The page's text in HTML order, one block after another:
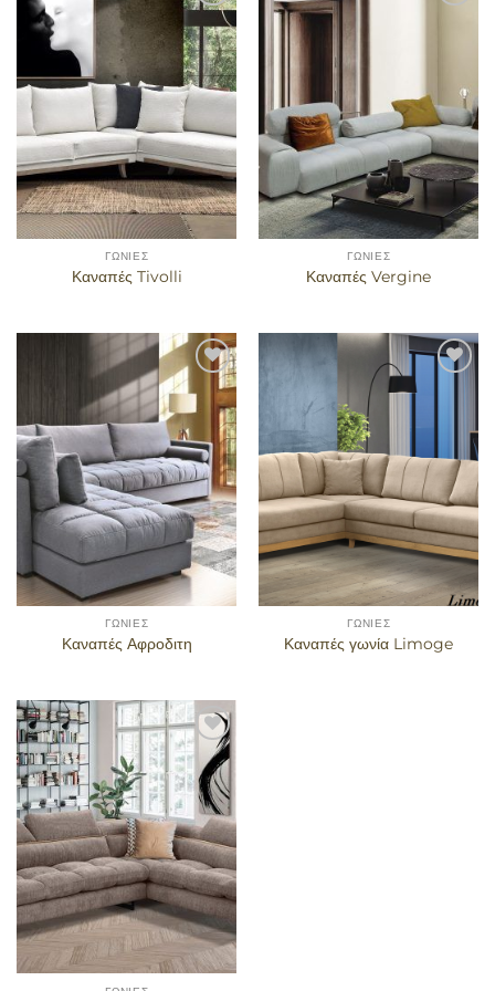
Προσθήκη
στα
αγαπημένα
ΓΩΝΊΕΣ
Καναπές Tivolli
ΓΩΝΊΕΣ
Καναπές Vergine
Προσθήκη
αγαπημένα
ΓΩΝΊΕΣ
Καναπές Αφροδιτη
Προσθήκη
ΓΩΝΊΕΣ
Καναπές γωνία Limoge
Προσθήκη
στα
αγαπημένα